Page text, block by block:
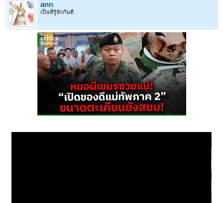
ann
เป็นที่รู้จักกันดี